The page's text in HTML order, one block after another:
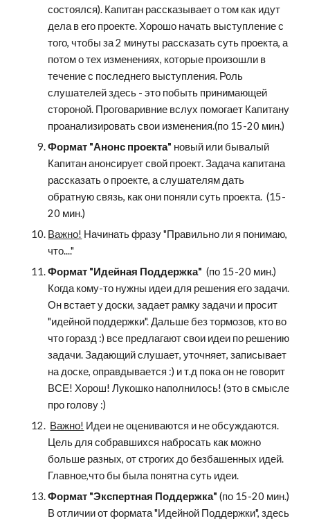
состоялся). Капитан рассказывает о том как идут
дела в его проекте. Хорошо начать выступление с
того, чтобы за 2 минуты рассказать суть проекта, а
потом о тех изменениях, которые произошли в
течение с последнего выступления. Роль
слушателей здесь - это побыть принимающей
стороной. Проговаривние вслух помогает Капитану
проанализировать свои изменения.(по 15-20 мин.)
Формат "Анонс проекта" новый или бывалый
Капитан анонсирует свой проект. Задача капитана
рассказать о проекте, а слушателям дать
обратную связь, как они поняли суть проекта.  (15-
20 мин.)
Важно! Начинать фразу "Правильно ли я понимаю,
что...."
Формат "Идейная Поддержка"
  (по 15-20 мин.)
Когда кому-то нужны идеи для решения его задачи.
Он встает у доски, задает рамку задачи и просит
"идейной поддержки". Дальше без тормозов, кто во
что горазд :) все предлагают свои идеи по решению
задачи. Задающий слушает, уточняет, записывает
на доске, оправдывается :) и т.д пока он не говорит
ВСЕ! Хорош! Лукошко наполнилось! (это в смысле
про голову :)
Важно! Идеи не оцениваются и не обсуждаются.
Цель для собравшихся набросать как можно
больше разных, от строгих до безбашенных идей.
Главное,что бы была понятна суть идеи.
Формат "Экспертная Поддержка" (по 15-20 мин.)
В отличии от формата "Идейной Поддержки", здесь